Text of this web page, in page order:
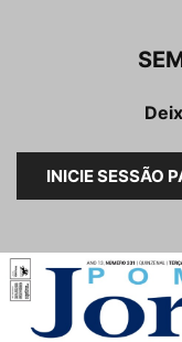
INICIE SESSÃO